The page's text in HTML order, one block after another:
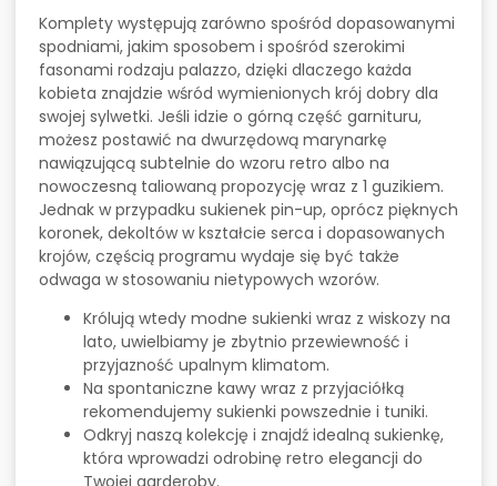
Komplety występują zarówno spośród dopasowanymi
spodniami, jakim sposobem i spośród szerokimi
fasonami rodzaju palazzo, dzięki dlaczego każda
kobieta znajdzie wśród wymienionych krój dobry dla
swojej sylwetki. Jeśli idzie o górną część garnituru,
możesz postawić na dwurzędową marynarkę
nawiązującą subtelnie do wzoru retro albo na
nowoczesną taliowaną propozycję wraz z 1 guzikiem.
Jednak w przypadku sukienek pin-up, oprócz pięknych
koronek, dekoltów w kształcie serca i dopasowanych
krojów, częścią programu wydaje się być także
odwaga w stosowaniu nietypowych wzorów.
Królują wtedy modne sukienki wraz z wiskozy na
lato, uwielbiamy je zbytnio przewiewność i
przyjazność upalnym klimatom.
Na spontaniczne kawy wraz z przyjaciółką
rekomendujemy sukienki powszednie i tuniki.
Odkryj naszą kolekcję i znajdź idealną sukienkę,
która wprowadzi odrobinę retro elegancji do